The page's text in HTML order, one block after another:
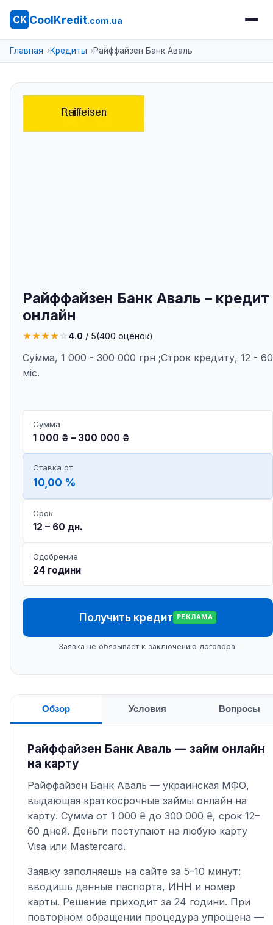
CK CoolKredit.com.ua
Главная Кредиты Райффайзен Банк Аваль
Райффайзен Банк Аваль – кредит
онлайн
★★★★☆4.0 / 5(400 оценок)
Су́мма, 1 000 - 300 000 грн ;Строк кредиту, 12 - 60
міс.
Сумма
1 000 ₴ – 300 000 ₴
Ставка от
10,00 %
Срок
12 – 60 дн.
Одобрение
24 години
Получить кредит РЕКЛАМА
Заявка не обязывает к заключению договора.
Обзор Условия Вопросы
Райффайзен Банк Аваль — займ онлайн
на карту
Райффайзен Банк Аваль — украинская МФО,
выдающая краткосрочные займы онлайн на
карту. Сумма от 1 000 ₴ до 300 000 ₴, срок 12–
60 дней. Деньги поступают на любую карту
Visa или Mastercard.
Заявку заполняешь на сайте за 5–10 минут:
вводишь данные паспорта, ИНН и номер
карты. Решение приходит за 24 години. При
повторном обращении процедура упрощена —